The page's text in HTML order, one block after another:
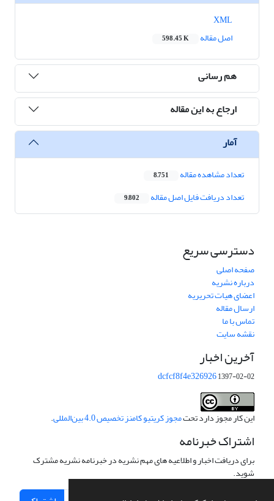
اصل مقاله
598.45 K
هم رسانی
ارجاع به این مقاله
آمار
تعداد مشاهده مقاله 8,751
تعداد دریافت فایل اصل مقاله 9,802
دسترسی سریع
صفحه اصلی
درباره نشریه
اعضای هیات تحریریه
ارسال مقاله
تماس با ما
نقشه سایت
آخرین اخبار
dcfcf8f4e3269261397-02-02
این کار مجوز دارد تحتمجوز کریتیو کامنز تخصیص 4.0 بین‌المللی .
اشتراک خبرنامه
برای دریافت اخبار و اطلاعیه های مهم نشریه در خبرنامه نشریه مشترک
شوید.